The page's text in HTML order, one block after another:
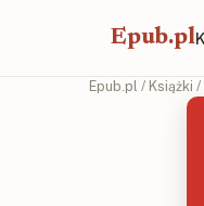
Epub.pl
Epub.pl / Książki /